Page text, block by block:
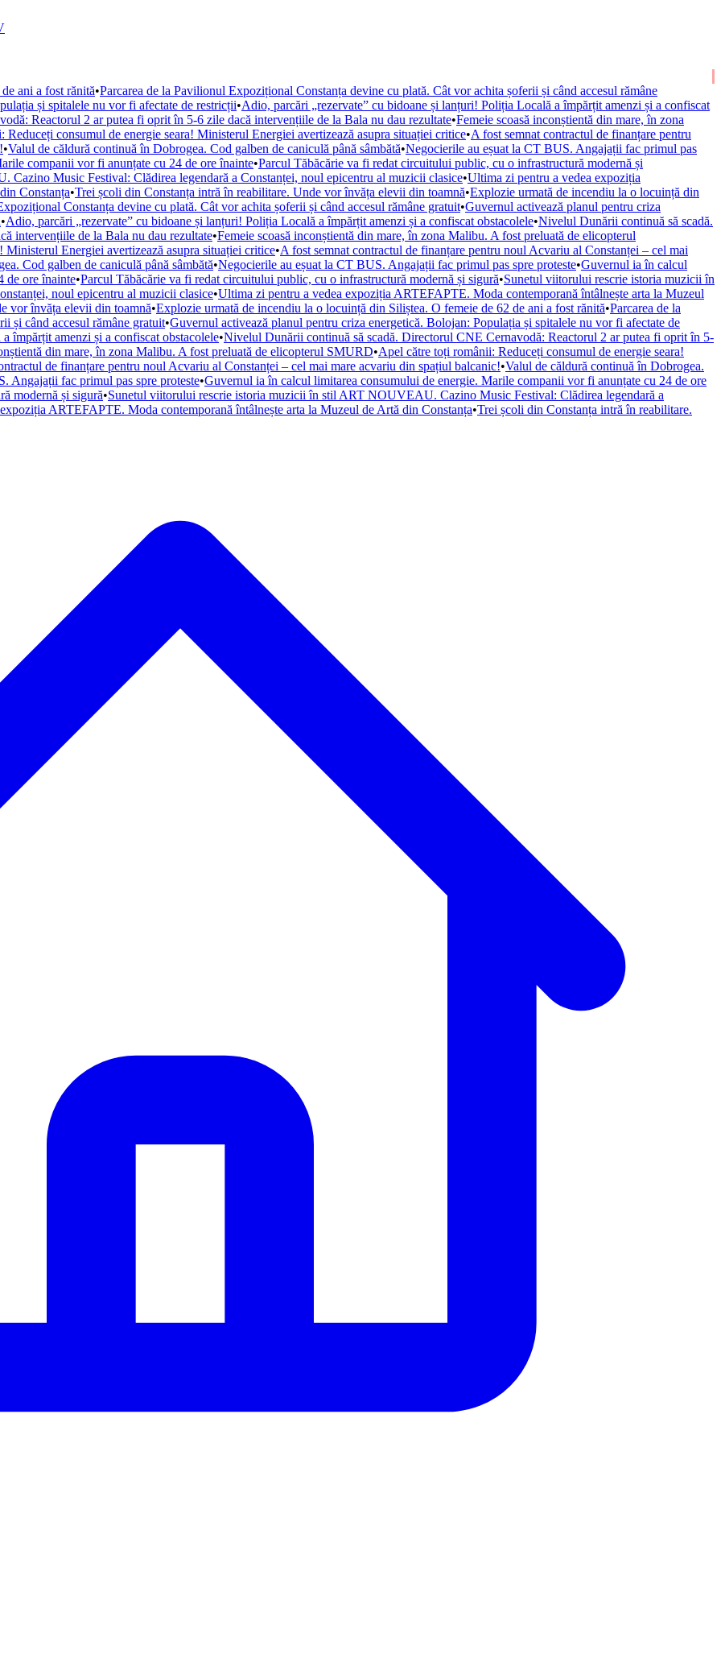
ani a fost rănită•Parcarea de la Pavilionul Expozițional Constanța devine cu plată. Cât vor achita șoferii și când accesul rămâne
și spitalele nu vor fi afectate de restricții•Adio, parcări „rezervate” cu bidoane și lanțuri! Poliția Locală a împărțit amenzi și a confiscat
Reactorul 2 ar putea fi oprit în 5-6 zile dacă intervențiile de la Bala nu dau rezultate•Femeie scoasă inconștientă din mare, în zona
Reduceți consumul de energie seara! Ministerul Energiei avertizează asupra situației critice•A fost semnat contractul de finanțare pentru
•Valul de căldură continuă în Dobrogea. Cod galben de caniculă până sâmbătă•Negocierile au eșuat la CT BUS. Angajații fac primul pas
companii vor fi anunțate cu 24 de ore înainte•Parcul Tăbăcărie va fi redat circuitului public, cu o infrastructură modernă și
Music Festival: Clădirea legendară a Constanței, noul epicentru al muzicii clasice•Ultima zi pentru a vedea expoziția
Constanța•Trei școli din Constanța intră în reabilitare. Unde vor învăța elevii din toamnă•Explozie urmată de incendiu la o locuință din
Constanța devine cu plată. Cât vor achita șoferii și când accesul rămâne gratuit•Guvernul activează planul pentru criza
•Adio, parcări „rezervate” cu bidoane și lanțuri! Poliția Locală a împărțit amenzi și a confiscat obstacolele•Nivelul Dunării continuă să scadă.
intervențiile de la Bala nu dau rezultate•Femeie scoasă inconștientă din mare, în zona Malibu. A fost preluată de elicopterul
Energiei avertizează asupra situației critice•A fost semnat contractul de finanțare pentru noul Acvariu al Constanței – cel mai
Cod galben de caniculă până sâmbătă•Negocierile au eșuat la CT BUS. Angajații fac primul pas spre proteste•Guvernul ia în calcul
de ore înainte•Parcul Tăbăcărie va fi redat circuitului public, cu o infrastructură modernă și sigură•Sunetul viitorului rescrie istoria muzicii în
noul epicentru al muzicii clasice•Ultima zi pentru a vedea expoziția ARTEFAPTE. Moda contemporană întâlnește arta la Muzeul
vor învăța elevii din toamnă•Explozie urmată de incendiu la o locuință din Siliștea. O femeie de 62 de ani a fost rănită•Parcarea de la
și când accesul rămâne gratuit•Guvernul activează planul pentru criza energetică. Bolojan: Populația și spitalele nu vor fi afectate de
împărțit amenzi și a confiscat obstacolele•Nivelul Dunării continuă să scadă. Directorul CNE Cernavodă: Reactorul 2 ar putea fi oprit în 5-
din mare, în zona Malibu. A fost preluată de elicopterul SMURD•Apel către toți românii: Reduceți consumul de energie seara!
de finanțare pentru noul Acvariu al Constanței – cel mai mare acvariu din spațiul balcanic!•Valul de căldură continuă în Dobrogea.
Angajații fac primul pas spre proteste•Guvernul ia în calcul limitarea consumului de energie. Marile companii vor fi anunțate cu 24 de ore
modernă și sigură•Sunetul viitorului rescrie istoria muzicii în stil ART NOUVEAU. Cazino Music Festival: Clădirea legendară a
ARTEFAPTE. Moda contemporană întâlnește arta la Muzeul de Artă din Constanța•Trei școli din Constanța intră în reabilitare.